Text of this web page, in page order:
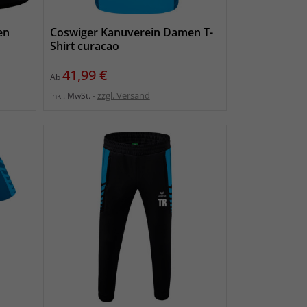
Coswiger Kanuverein Damen T-
Shirt curacao
AbPreis
41,99 €
inkl. MwSt. zzgl. Versand